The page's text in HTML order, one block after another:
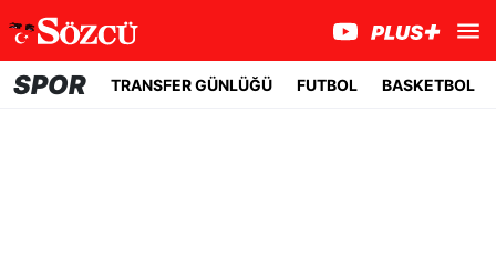
SPOR TRANSFER GÜNLÜĞÜ FUTBOL BASKETBOL